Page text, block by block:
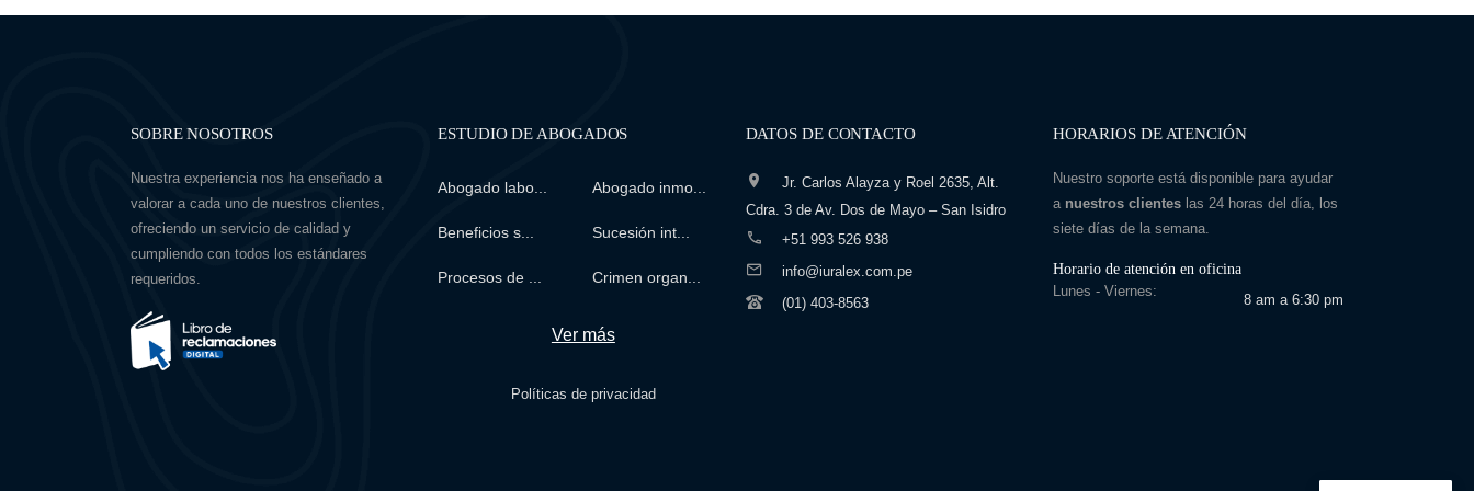
SOBRE NOSOTROS
Nuestra experiencia nos ha enseñado a
valorar a cada uno de nuestros clientes,
ofreciendo un servicio de calidad y
cumpliendo con todos los estándares
requeridos.
ESTUDIO DE ABOGADOS
Abogado labo... Abogado inmo...
Beneficios s... Sucesión int...
Procesos de ... Crimen organ...
Ver más
Políticas de privacidad
DATOS DE CONTACTO
Jr. Carlos Alayza y Roel 2635, Alt.
Cdra. 3 de Av. Dos de Mayo – San Isidro
+51 993 526 938
info@iuralex.com.pe
(01) 403-8563
HORARIOS DE ATENCIÓN
Nuestro soporte está disponible para ayudar
a nuestros clienteslas 24 horas del día, los
siete días de la semana.
Horario de atención en oficina
Lunes - Viernes:
8 am a 6:30 pm